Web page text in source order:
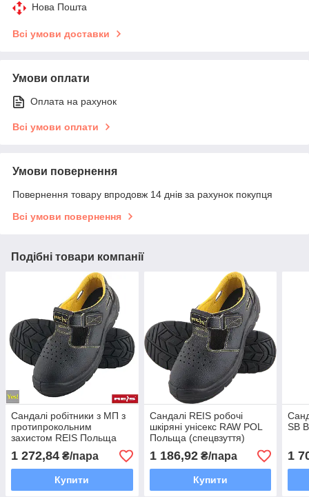
Нова Пошта
Всі умови доставки
Умови оплати
Оплата на рахунок
Всі умови оплати
Умови повернення
Повернення товару впродовж 14 днів за рахунок покупця
Всі умови повернення
Подібні товари компанії
Сандалі робітники з МП з
протипрокольним
захистом REIS Польща
(робоче взуття) BRYES-S-
S1
1 272,84 ₴/пара
Купити
Сандалі REIS робочі
шкіряні унісекс RAW POL
Польща (спецвзуття)
BRYES-S-OB
1 186,92₴/пара
Купити
SB
1